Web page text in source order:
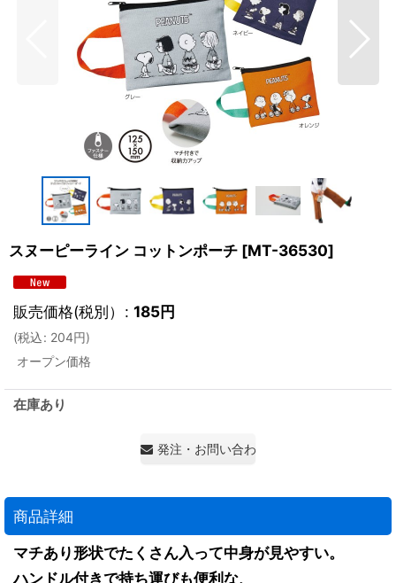
スヌーピーライン コットンポーチ [MT-36530]
販売価格(税別） : 185円
(税込: 204円)
オープン価格
在庫あり
発注・お問い合わせ・見積もり依頼
商品詳細
マチあり形状でたくさん入って中身が見やすい。
ハンドル付きで持ち運びも便利な、